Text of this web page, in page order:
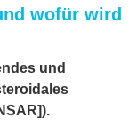
wofür wird
und